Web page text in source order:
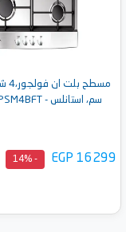
سم، استانلس - HF G64 PSM4BFT
EGP 16299
- 14%